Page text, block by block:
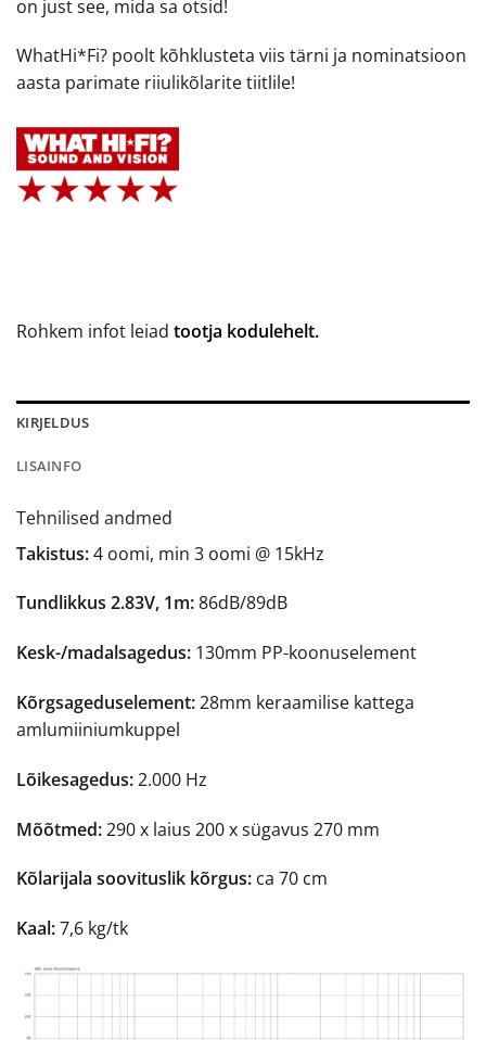
on just see, mida sa otsid!
WhatHi*Fi? poolt kõhklusteta viis tärni ja nominatsioon
aasta parimate riiulikõlarite tiitlile!
Rohkem infot leiad tootja kodulehelt.
KIRJELDUS
LISAINFO
Tehnilised andmed
Takistus:4 oomi, min 3 oomi @ 15kHz
Tundlikkus 2.83V, 1m:86dB/89dB
Kesk-/madalsagedus: 130mm PP-koonuselement
Kõrgsageduselement:28mm keraamilise kattega
amlumiiniumkuppel
Lõikesagedus:2.000 Hz
Mõõtmed:290 x laius 200 x sügavus 270 mm
Kõlarijala soovituslik kõrgus: ca 70 cm
Kaal:7,6 kg/tk